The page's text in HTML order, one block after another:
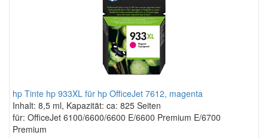
hp Tinte hp 933XL für hp OfficeJet 7612, magenta
Inhalt: 8,5 ml, Kapazität: ca: 825 Seiten
für: OfficeJet 6100/6600/6600 E/6600 Premium E/6700
Premium